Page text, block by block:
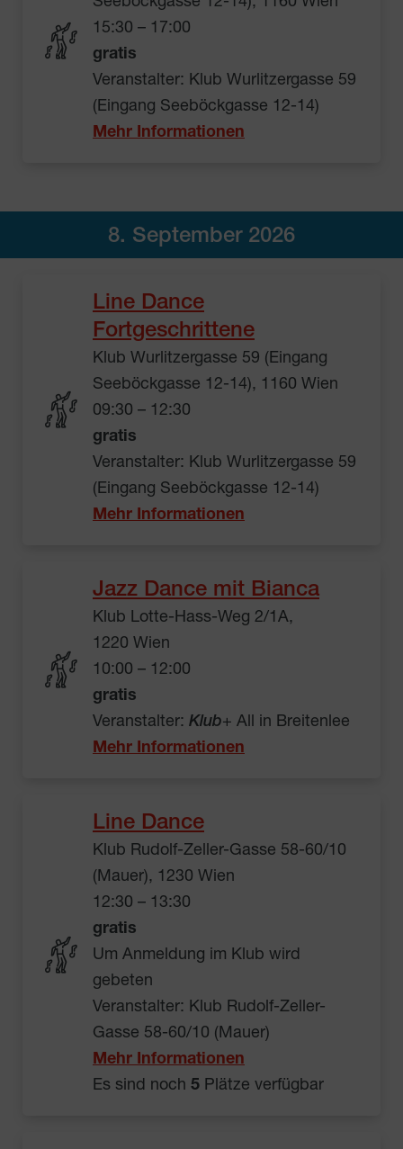
15:30 – 17:00
gratis
Veranstalter: Klub Wurlitzergasse 59
(Eingang Seeböckgasse 12-14)
Mehr Informationen
8. September 2026
Line Dance
Fortgeschrittene
Klub Wurlitzergasse 59 (Eingang
Seeböckgasse 12-14), 1160 Wien
09:30 – 12:30
gratis
Veranstalter: Klub Wurlitzergasse 59
(Eingang Seeböckgasse 12-14)
Mehr Informationen
Jazz Dance mit Bianca
Klub Lotte-Hass-Weg 2/1A,
1220 Wien
10:00 – 12:00
gratis
Veranstalter: Klub+ All in Breitenlee
Mehr Informationen
Line Dance
Klub Rudolf-Zeller-Gasse 58-60/10
(Mauer), 1230 Wien
12:30 – 13:30
gratis
Um Anmeldung im Klub wird
gebeten
Veranstalter: Klub Rudolf-Zeller-
Gasse 58-60/10 (Mauer)
Mehr Informationen
Es sind noch 5 Plätze verfügbar